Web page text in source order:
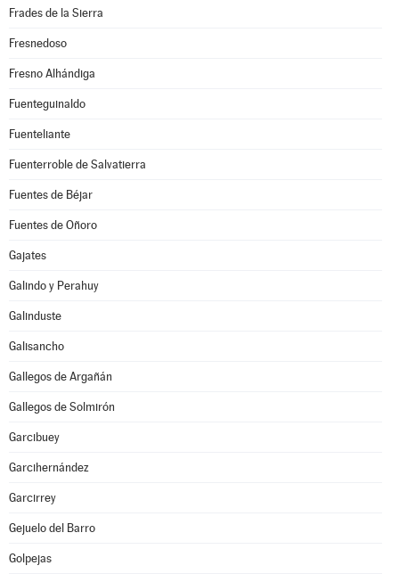
Frades de la Sierra
Fresnedoso
Fresno Alhándiga
Fuenteguinaldo
Fuenteliante
Fuenterroble de Salvatierra
Fuentes de Béjar
Fuentes de Oñoro
Gajates
Galindo y Perahuy
Galinduste
Galisancho
Gallegos de Argañán
Gallegos de Solmirón
Garcibuey
Garcihernández
Garcirrey
Gejuelo del Barro
Golpejas